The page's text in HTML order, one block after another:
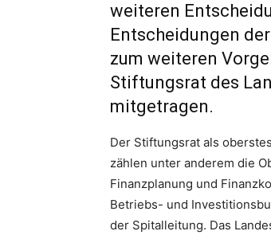
weiteren
Entscheidungen
zum weiteren
Stiftungsrat des
mitgetragen.
Der Stiftungsrat als
zählen unter anderem die
Finanzplanung und
Betriebs- und
der Spitalleitung. Das